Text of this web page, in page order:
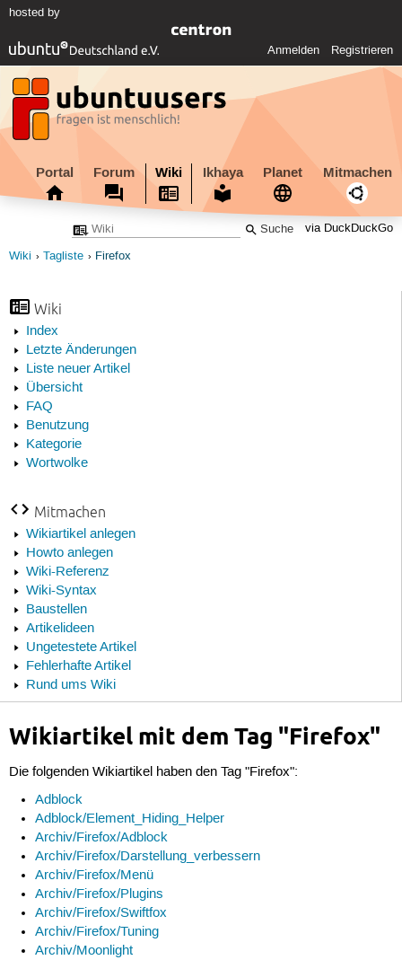
hosted by
Anmelden Registrieren
Portal Forum Wiki Ikhaya Planet Mitmachen
via DuckDuckGo
Wiki Tagliste Firefox
Wiki
Index
Letzte Änderungen
Liste neuer Artikel
Übersicht
FAQ
Benutzung
Kategorie
Wortwolke
Mitmachen
Wikiartikel anlegen
Howto anlegen
Wiki-Referenz
Wiki-Syntax
Baustellen
Artikelideen
Ungetestete Artikel
Fehlerhafte Artikel
Rund ums Wiki
Wikiartikel mit dem Tag "Firefox"
Die folgenden Wikiartikel haben den Tag "Firefox":
Adblock
Adblock/Element_Hiding_Helper
Archiv/Firefox/Adblock
Archiv/Firefox/Darstellung_verbessern
Archiv/Firefox/Menü
Archiv/Firefox/Plugins
Archiv/Firefox/Swiftfox
Archiv/Firefox/Tuning
Archiv/Moonlight